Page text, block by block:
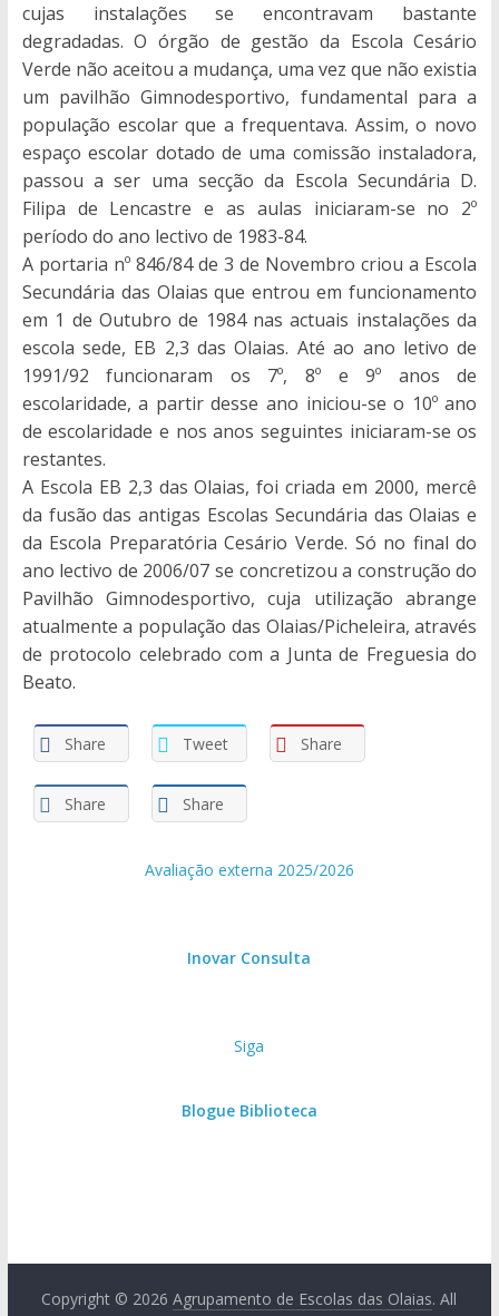
cujas instalações se encontravam bastante
degradadas. O órgão de gestão da Escola Cesário
Verde não aceitou a mudança, uma vez que não existia
um pavilhão Gimnodesportivo, fundamental para a
população escolar que a frequentava. Assim, o novo
espaço escolar dotado de uma comissão instaladora,
passou a ser uma secção da Escola Secundária D.
Filipa de Lencastre e as aulas iniciaram-se no 2º
período do ano lectivo de 1983-84.
A portaria nº 846/84 de 3 de Novembro criou a Escola
Secundária das Olaias que entrou em funcionamento
em 1 de Outubro de 1984 nas actuais instalações da
escola sede, EB 2,3 das Olaias. Até ao ano letivo de
1991/92 funcionaram os 7º, 8º e 9º anos de
escolaridade, a partir desse ano iniciou-se o 10º ano
de escolaridade e nos anos seguintes iniciaram-se os
restantes.
A Escola EB 2,3 das Olaias, foi criada em 2000, mercê
da fusão das antigas Escolas Secundária das Olaias e
da Escola Preparatória Cesário Verde. Só no final do
ano lectivo de 2006/07 se concretizou a construção do
Pavilhão Gimnodesportivo, cuja utilização abrange
atualmente a população das Olaias/Picheleira, através
de protocolo celebrado com a Junta de Freguesia do
Beato.
Share Tweet Share
Share Share
Avaliação externa 2025/2026
Inovar Consulta
Siga
Blogue Biblioteca
Copyright © 2026Agrupamento de Escolas das Olaias. All